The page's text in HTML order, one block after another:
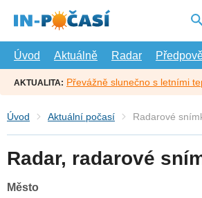
hlavní
Úvod
Aktuálně Radar
AKTUALITA: Převážně slunečno s letními
Úvod Aktuální počasí Radarové
Radar, radarové
Město